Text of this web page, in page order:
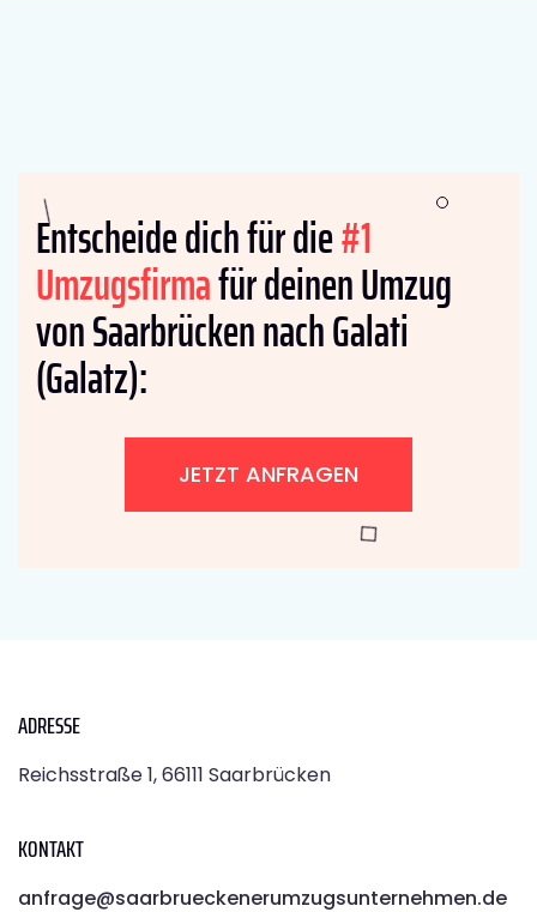
Entscheide dich für die#1
Umzugsfirmafür deinen Umzug
von Saarbrücken nach Galati
(Galatz):
JETZT ANFRAGEN
ADRESSE
Reichsstraße 1, 66111 Saarbrücken
KONTAKT
anfrage@saarbrueckenerumzugsunternehmen.de